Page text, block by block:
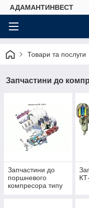
АДАМАНТИНВЕСТ
Товари та послуги
Запчастини до
Запчастини до
поршневого
компресора типу